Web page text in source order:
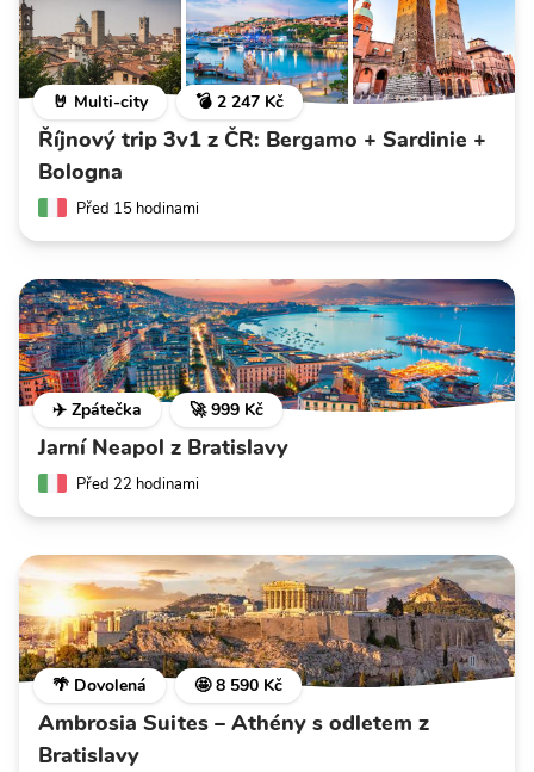
🤘 Multi-city 💣 2 247 Kč
Říjnový trip 3v1 z ČR: Bergamo + Sardinie +
Bologna
Před 15 hodinami
✈️ Zpátečka 🚀 999 Kč
Jarní Neapol z Bratislavy
Před 22 hodinami
🌴 Dovolená 🤩 8 590 Kč
Ambrosia Suites – Athény s odletem z
Bratislavy